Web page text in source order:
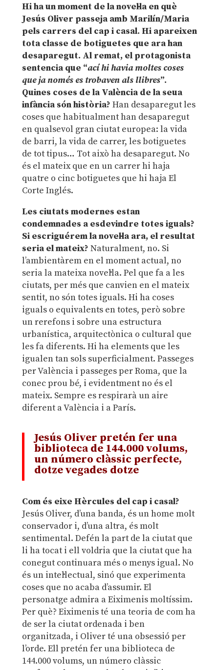
Hi ha un moment de la novel·la en què
Jesús Oliver passeja amb Marilín/Maria
pels carrers del cap i casal. Hi apareixen
tota classe de botiguetes que ara han
desaparegut. Al remat, el protagonista
sentencia que “ací hi havia moltes coses
que ja només es trobaven als llibres”.
Quines coses de la València de la seua
infància són història? Han desaparegut les
coses que habitualment han desaparegut
en qualsevol gran ciutat europea: la vida
de barri, la vida de carrer, les botiguetes
de tot tipus… Tot això ha desaparegut. No
és el mateix que en un carrer hi haja
quatre o cinc botiguetes que hi haja El
Corte Inglés.
Les ciutats modernes estan
condemnades a esdevindre totes iguals?
Si escriguérem la novel·la ara, el resultat
seria el mateix? Naturalment, no. Si
l’ambientàrem en el moment actual, no
seria la mateixa novel·la. Pel que fa a les
ciutats, per més que canvien en el mateix
sentit, no són totes iguals. Hi ha coses
iguals o equivalents en totes, però sobre
un rerefons i sobre una estructura
urbanística, arquitectònica o cultural que
les fa diferents. Hi ha elements que les
igualen tan sols superficialment. Passeges
per València i passeges per Roma, que la
conec prou bé, i evidentment no és el
mateix. Sempre es respirarà un aire
diferent a València i a París.
Jesús Oliver pretén fer una
biblioteca de 144.000 volums,
un número clàssic perfecte,
dotze vegades dotze
Com és eixe Hèrcules del cap i casal?
Jesús Oliver, d’una banda, és un home molt
conservador i, d’una altra, és molt
sentimental. Defén la part de la ciutat que
li ha tocat i ell voldria que la ciutat que ha
conegut continuara més o menys igual. No
és un intel·lectual, sinó que experimenta
coses que no acaba d’assumir. El
personatge admira a Eiximenis moltíssim.
Per què? Eiximenis té una teoria de com ha
de ser la ciutat ordenada i ben
organitzada, i Oliver té una obsessió per
l’orde. Ell pretén fer una biblioteca de
144.000 volums, un número clàssic